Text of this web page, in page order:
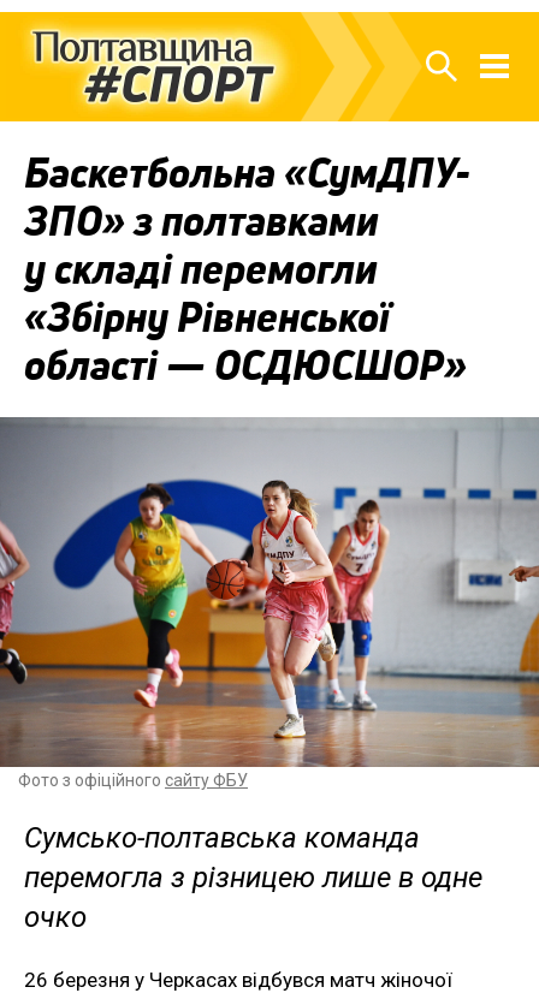
Баскетбольна «СумДПУ-
ЗПО» з полтавками
у складі перемогли
«Збірну Рівненської
області — ОСДЮСШОР»
Фото з офіційного сайту ФБУ
Сумсько-полтавська команда
перемогла з різницею лише в одне
очко
26 березня у Черкасах відбувся матч жіночої